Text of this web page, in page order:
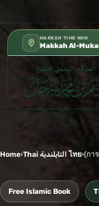
MAKKAH TIME NOW
Makkah Al-
Home› Thai التايلندية ไทย›(กา
Free Islamic Book